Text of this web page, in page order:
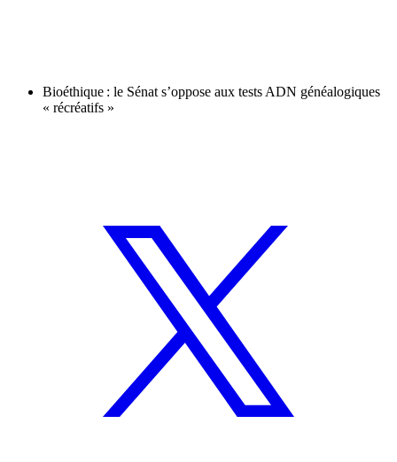
Bioéthique : le Sénat s’oppose aux tests ADN généalogiques
« récréatifs »